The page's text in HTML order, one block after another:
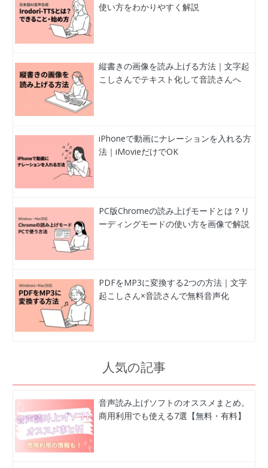
使い方をわかりやすく解説
縦書きの画像を読み上げる方法｜文字起
こしさんでテキスト化して音読さんへ
iPhoneで動画にナレーションを入れる方
法｜iMovieだけでOK
PC版Chromeの読み上げモードとは？リ
ーディングモードの使い方を画像で解説
PDFをMP3に変換する2つの方法｜文字
起こしさん×音読さんで無料音声化
人気の記事
音声読み上げソフトのオススメまとめ。
商用利用でも使える7選【無料・有料】